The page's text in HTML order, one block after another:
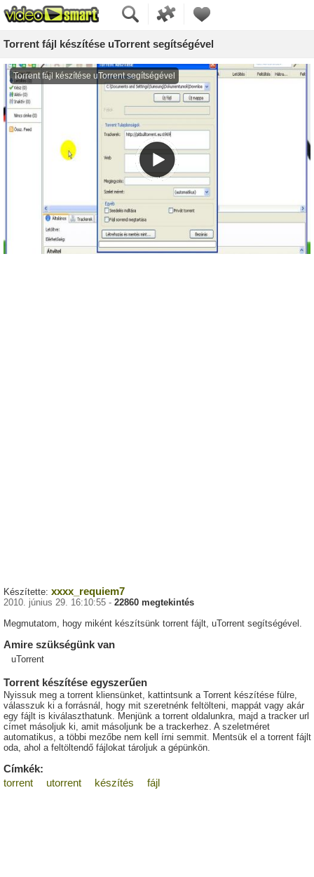
Torrent fájl készítése uTorrent segítségével
Készítette: xxxx_requiem7
2010. június 29. 16:10:55 - 22860 megtekintés
Megmutatom, hogy miként készítsünk torrent fájlt, uTorrent segítségével.
Amire szükségünk van
uTorrent
Torrent készítése egyszerűen
Nyissuk meg a torrent kliensünket, kattintsunk a Torrent készítése fülre,
válasszuk ki a forrásnál, hogy mit szeretnénk feltölteni, mappát vagy akár
egy fájlt is kiválaszthatunk. Menjünk a torrent oldalunkra, majd a tracker url
címet másoljuk ki, amit másoljunk be a trackerhez. A szeletméret
automatikus, a többi mezőbe nem kell írni semmit. Mentsük el a torrent fájlt
oda, ahol a feltöltendő fájlokat tároljuk a gépünkön.
Címkék:
torrent
utorrent készítés fájl